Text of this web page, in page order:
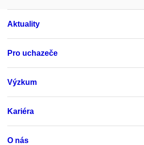
Aktuality
Pro uchazeče
Výzkum
Kariéra
O nás